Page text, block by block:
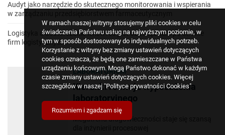
W ramach naszej witryny stosujemy pliki cookies w celu
świadczenia Państwu usług na najwyższym poziomie, w
tym w sposób dostosowany do indywidualnych potrzeb.
Korzystanie z witryny bez zmiany ustawień dotyczących
cookies oznacza, że będą one zamieszczane w Państwa
urządzeniu końcowym. Mogą Państwo dokonać w każdym
czasie zmiany ustawień dotyczących cookies. Więcej
szczegółów w naszej"Polityce prywatności Cookies"
Rozumiem i zgadzam się
Audyt jako narzędzie do skutecznego monitorowania i wspierania
w zarządzaniu przedsiębiorstwem farmaceutycznym
Logistyka a dostarczanie leków: co jest obowiązkiem po stronie
firm logistycznych?
LABORATORIUM
Kierunki rozwoju wyposażenia
laboratoryjnego
Megatrend długowieczności staje się szansą